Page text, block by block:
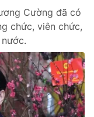
Cường đã có
chức, viên chức,